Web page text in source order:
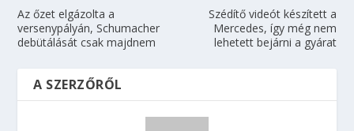
Az őzet elgázolta a
versenypályán, Schumacher
debütálását csak majdnem
Szédítő videót készített a
Mercedes, így még nem
lehetett bejárni a gyárat
A SZERZŐRŐL